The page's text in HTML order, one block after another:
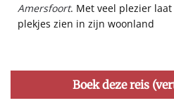
Amersfoort. Met veel plezier
plekjes zien in zijn woonland
Boek deze reis